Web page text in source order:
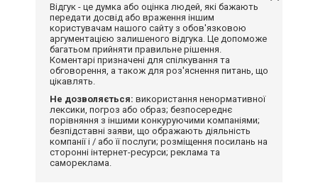
Відгук - це думка або оцінка людей, які бажають
передати досвід або враження іншим
користувачам нашого сайту з обов'язковою
аргументацією залишеного відгука. Це допоможе
багатьом прийняти правильне рішення.
Коментарі призначені для спілкування та
обговорення, а також для роз'яснення питань, що
цікавлять.
Не дозволяється: використання ненормативної
лексики, погроз або образ; безпосереднє
порівняння з іншими конкуруючими компаніями;
безпідставні заяви, що ображають діяльність
компанії і / або її послуги; розміщення посилань на
сторонні інтернет-ресурси; реклама та
самореклама.